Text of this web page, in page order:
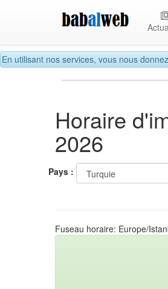
En utilisant nos services, vous nous
Horaire
2026
Pays :
Fuseau horaire: Europe/